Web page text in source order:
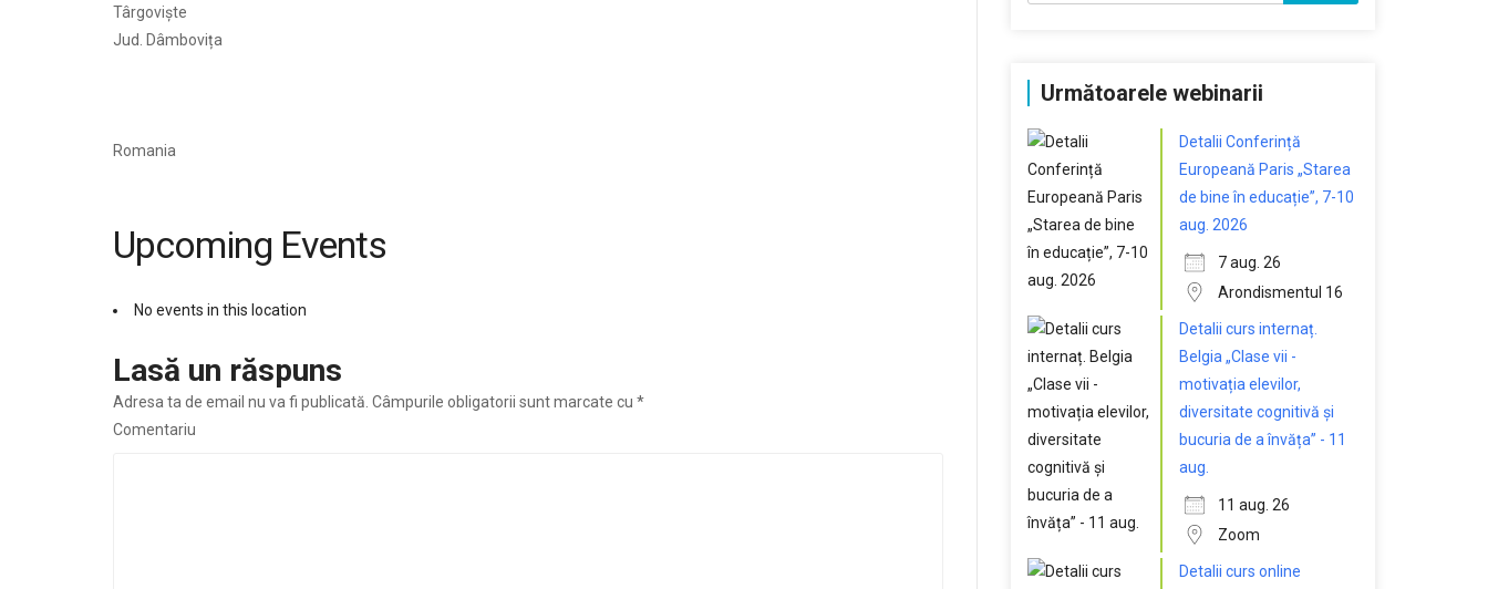
Târgoviște
Jud. Dâmbovița
Romania
Upcoming Events
No events in this location
Lasă un răspuns
Adresa ta de email nu va fi publicată. Câmpurile obligatorii sunt marcate cu *
Comentariu
Următoarele webinarii
Detalii Conferință
Europeană Paris „Starea
de bine în educație”, 7-10
aug. 2026
7 aug. 26
Arondismentul 16
Detalii curs internaț.
Belgia „Clase vii -
motivația elevilor,
diversitate cognitivă și
bucuria de a învăța” - 11
aug.
11 aug. 26
Zoom
Detalii curs online